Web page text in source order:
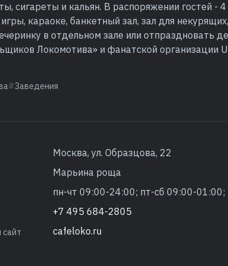
сигареты и кальян. В распоряжении гостей -
караоке, банкетный зал, зал для
в отдельном зале или отпраздновать
Локомотива» и фанатской организации
Заведения
Москва, ул. Образцова, 22
Марьина роща
пн-чт 09:00-24:00; пт-сб 09:00-
+7 495 684-2805
cafeloko.ru